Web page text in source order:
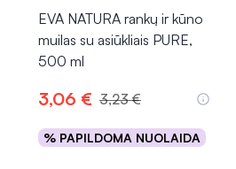
EVA NATURA rankų ir kūno
muilas su asiūkliais PURE,
500 ml
3,06 € 3,23 €
% PAPILDOMA NUOLAIDA
Į krepšelį